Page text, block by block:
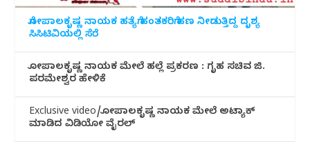
ಗೋಪಾಲಕೃಷ್ಣ ನಾಯಕ ಹತ್ಯೆಗೆ ಹಂತಕರಿಗೆ ಹಣ ನೀಡುತ್ತಿದ್ದ ದೃಶ್ಯ
ಸಿಸಿಟಿವಿಯಲ್ಲಿ ಸೆರೆ
ಗೋಪಾಲಕೃಷ್ಣ ನಾಯಕ ಮೇಲೆ ಹಲ್ಲೆ ಪ್ರಕರಣ : ಗೃಹ ಸಚಿವ ಜಿ.
ಪರಮೇಶ್ವರ ಹೇಳಿಕೆ
Exclusive video/ಗೋಪಾಲಕೃಷ್ಣ ನಾಯಕ ಮೇಲೆ ಅಟ್ಯಾಕ್
ಮಾಡಿದ ವಿಡಿಯೋ ವೈರಲ್